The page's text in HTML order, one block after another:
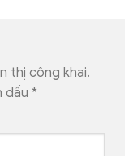
thị công khai.
dấu *